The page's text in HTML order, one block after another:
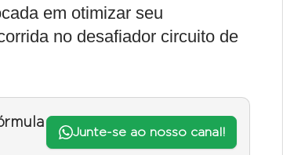
em otimizar seu
no desafiador circuito de
Junte-se ao nosso canal!